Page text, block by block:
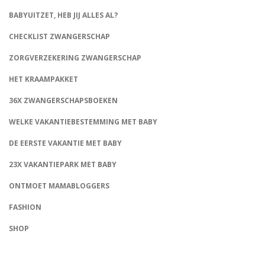
BABYUITZET, HEB JIJ ALLES AL?
CHECKLIST ZWANGERSCHAP
ZORGVERZEKERING ZWANGERSCHAP
HET KRAAMPAKKET
36X ZWANGERSCHAPSBOEKEN
WELKE VAKANTIEBESTEMMING MET BABY
DE EERSTE VAKANTIE MET BABY
23X VAKANTIEPARK MET BABY
ONTMOET MAMABLOGGERS
FASHION
SHOP